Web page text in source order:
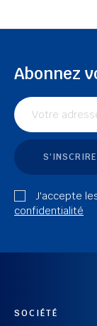
Abonnez
S'INSCRIRE
J'accepte
confidentialité
SOCIÉTÉ